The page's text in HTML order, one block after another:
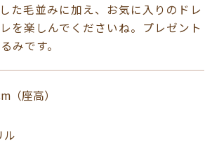
た毛並みに加え、お気に入りのドレ
を楽しんでくださいね。プレゼント
みです。
（座高）
ル